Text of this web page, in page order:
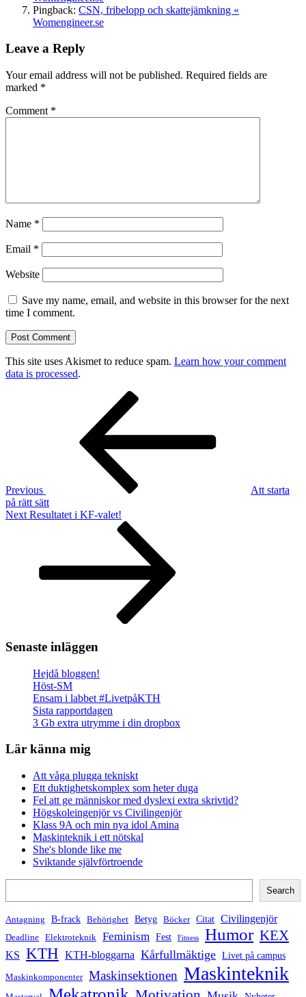
Pingback: CSN, fribelopp och skattejämkning «
Womengineer.se
Leave a Reply
Your email address will not be published. Required fields are
marked *
Comment *
Name *
Email *
Website
Save my name, email, and website in this browser for the next
time I comment.
This site uses Akismet to reduce spam. Learn how your comment
data is processed.
Previous
Att starta
på rätt sätt
Next
Next Resultatet i KF-valet!
Senaste inläggen
Hejdå bloggen!
Höst-SM
Ensam i labbet #LivetpåKTH
Sista rapportdagen
3 Gb extra utrymme i din dropbox
Lär känna mig
Att våga plugga tekniskt
Ett duktighetskomplex som heter duga
Fel att ge människor med dyslexi extra skrivtid?
Högskoleingenjör vs Civilingenjör
Klass 9A och min nya idol Amina
Maskinteknik i ett nötskal
She's blonde like me
Sviktande självförtroende
Search
Antagning B-frack Behörighet Betyg Böcker Citat Civilingenjör
Deadline Elektroteknik Feminism Fest Fitness Humor KEX
KS KTH KTH-bloggarna Kårfullmäktige Livet på campus
Maskinkomponenter Maskinsektionen Maskinteknik